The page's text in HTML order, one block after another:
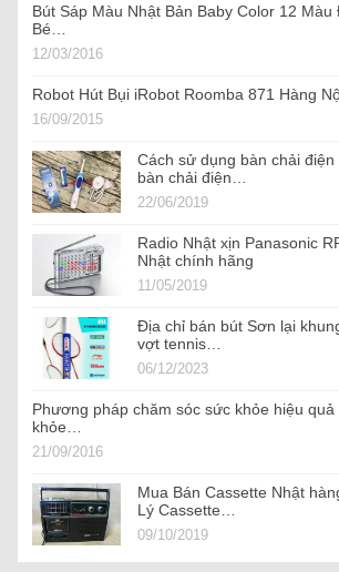
Bút Sáp Màu Nhật Bản Baby Color 12
Bé…
12/03/2016
Robot Hút Bụi iRobot Roomba 871 Hàng
16/09/2015
Cách sử dụng bàn chải
bàn chải điện…
22/06/2019
Radio Nhật xịn Panasonic
Nhật chính hãng
11/05/2019
Địa chỉ bán bút Sơn lại
vợt tennis…
06/12/2023
Phương pháp chăm sóc sức khỏe hiệu
khỏe…
21/09/2016
Mua Bán Cassette Nhật
Lý Cassette…
09/10/2019